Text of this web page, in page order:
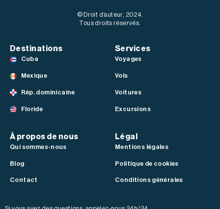
© Droit d’auteur, 2024.
Tous droits réservés.
Destinations
Cuba
Mexique
Rép. dominicaine
Floride
Services
Voyages
Vols
Voitures
Excursions
À propos de nous
Qui sommes-nous
Blog
Contact
Légal
Mentions légales
Politique de cookies
Conditions générales